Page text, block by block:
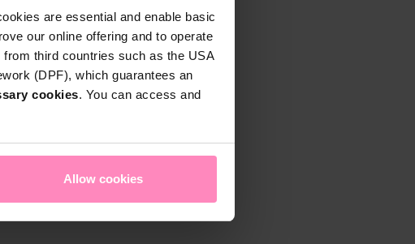
are essential and enable basic
our online offering and to operate
third countries such as the USA
(DPF), which guarantees an
cookies. You can access and
Allow cookies